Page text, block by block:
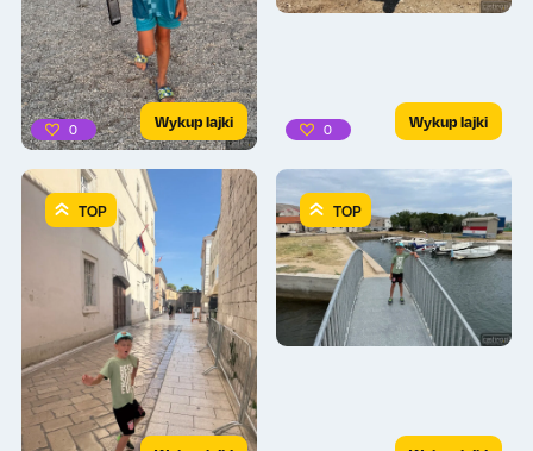
0 Wykup lajki 0 Wykup lajki
TOP TOP